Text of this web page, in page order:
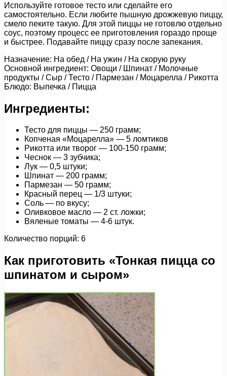
Используйте готовое тесто или сделайте его
самостоятельно. Если любите пышную дрожжевую пиццу,
смело пеките такую. Для этой пиццы не готовлю отдельно
соус, поэтому процесс ее приготовления гораздо проще
и быстрее. Подавайте пиццу сразу после запекания.
Назначение: На обед / На ужин / На скорую руку
Основной ингредиент: Овощи / Шпинат / Молочные
продукты / Сыр / Тесто / Пармезан / Моцарелла / Рикотта
Блюдо: Выпечка / Пицца
Ингредиенты:
Тесто для пиццы — 250 грамм;
Копченая «Моцарелла» — 5 ломтиков
Рикотта или творог — 100-150 грамм;
Чеснок — 3 зубчика;
Лук — 0,5 штуки;
Шпинат — 200 грамм;
Пармезан — 50 грамм;
Красный перец — 1/3 штуки;
Соль — по вкусу;
Оливковое масло — 2 ст. ложки;
Вяленые томаты — 4-6 штук.
Количество порций: 6
Как приготовить «Тонкая пицца со
шпинатом и сыром»